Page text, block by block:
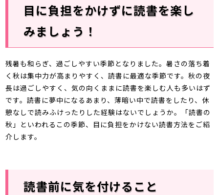
目に負担をかけずに読書を楽し
みましょう！
残暑も和らぎ、過ごしやすい季節となりました。暑さの落ち着
く秋は集中力が高まりやすく、読書に最適な季節です。秋の夜
長は過ごしやすく、気の向くままに読書を楽しむ人も多いはず
です。読書に夢中になるあまり、薄暗い中で読書をしたり、休
憩なしで読みふけったりした経験はないでしょうか。「読書の
秋」といわれるこの季節、目に負担をかけない読書方法をご紹
介します。
読書前に気を付けること